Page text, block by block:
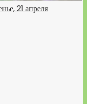
21 апреля